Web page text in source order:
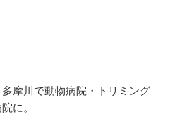
摩川で動物病院・トリミング
に。